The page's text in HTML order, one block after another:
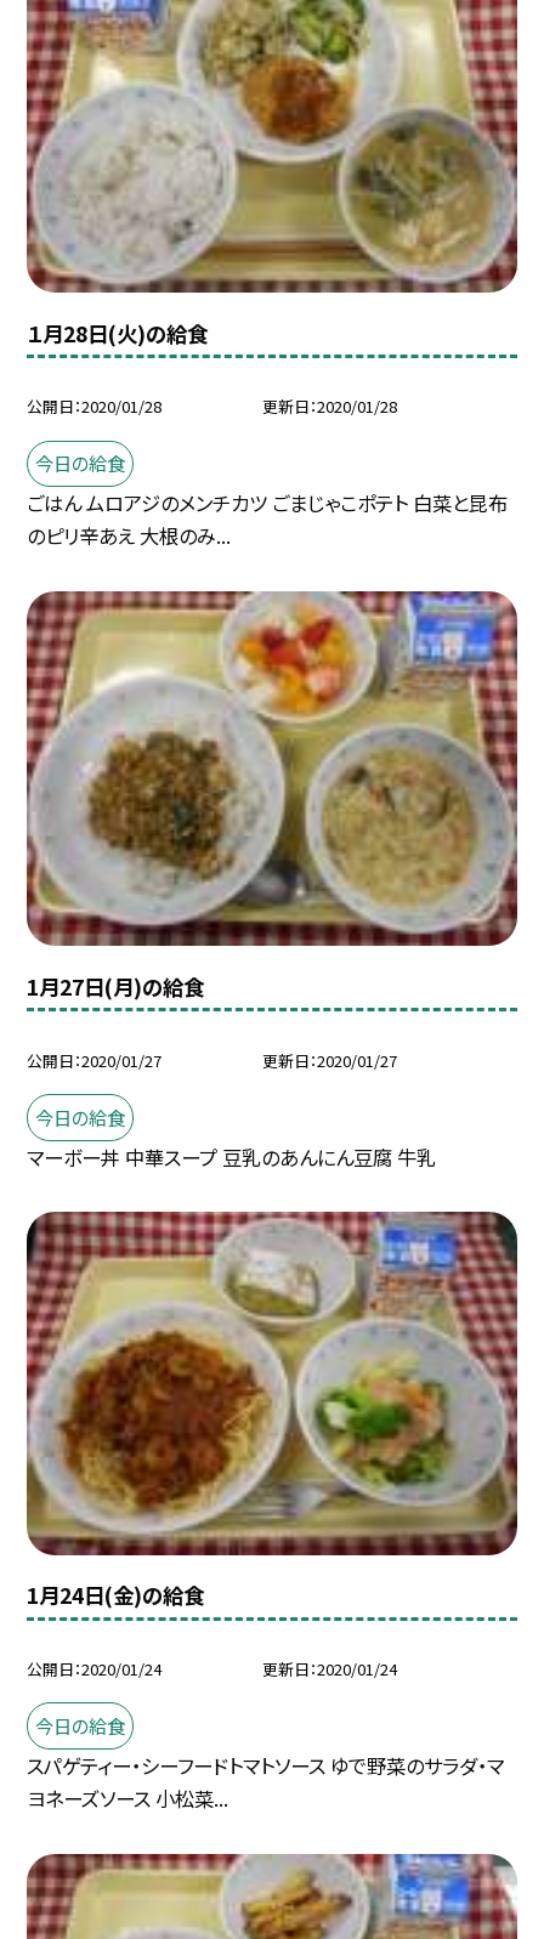
１月28日(火)の給食
公開日 2020/01/28 更新日 2020/01/28
今日の給食
ごはん ムロアジのメンチカツ ごまじゃこポテト 白菜と昆布
のピリ辛あえ 大根のみ...
1月27日(月)の給食
公開日 2020/01/27 更新日 2020/01/27
今日の給食
マーボー丼 中華スープ 豆乳のあんにん豆腐 牛乳
1月24日(金)の給食
公開日 2020/01/24 更新日 2020/01/24
今日の給食
スパゲティー・シーフードトマトソース ゆで野菜のサラダ・マ
ヨネーズソース 小松菜...